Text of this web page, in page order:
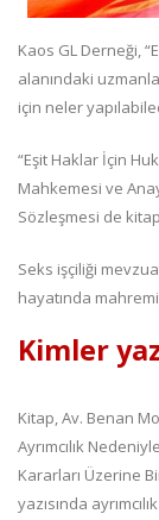
Kaos GL Derneği,
alanındaki
için neler
“Eşit Haklar İçin
Mahkemesi ve
Sözleşmesi de
Seks işçiliği
hayatında
Kimler
Kitap, Av. Benan
Ayrımcılık
Kararları Üzerine
yazısında